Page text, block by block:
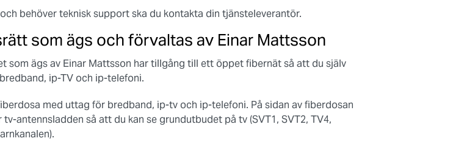
behöver teknisk support ska du kontakta din tjänsteleverantör.
som ägs och förvaltas av Einar Mattsson
som ägs av Einar Mattsson har tillgång till ett öppet fibernät så att du själv
ip-TV och ip-telefoni.
med uttag för bredband, ip-tv och ip-telefoni. På sidan av fiberdosan
antennsladden så att du kan se grundutbudet på tv (SVT1, SVT2, TV4,